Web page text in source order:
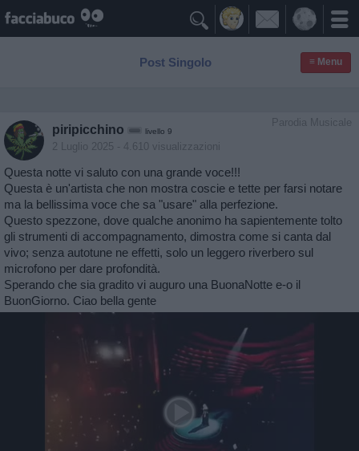

Post Singolo ≡ Menu
Parodia Musicale
piripicchino livello 9
2 Luglio 2025 - 4.610 visualizzazioni
Questa notte vi saluto con una grande voce!!!
Questa è un'artista che non mostra coscie e tette per farsi notare
ma la bellissima voce che sa "usare" alla perfezione.
Questo spezzone, dove qualche anonimo ha sapientemente tolto
gli strumenti di accompagnamento, dimostra come si canta dal
vivo; senza autotune ne effetti, solo un leggero riverbero sul
microfono per dare profondità.
Sperando che sia gradito vi auguro una BuonaNotte e-o il
BuonGiorno. Ciao bella gente